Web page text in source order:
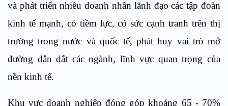
và phát triển nhiều doanh nhân lãnh đạo các tập đoàn
kinh tế mạnh, có tiềm lực, có sức cạnh tranh trên thị
trường trong nước và quốc tế, phát huy vai trò mở
đường dẫn dắt các ngành, lĩnh vực quan trọng của
nền kinh tế.
Khu vực doanh nghiệp đóng góp khoảng 65 - 70%